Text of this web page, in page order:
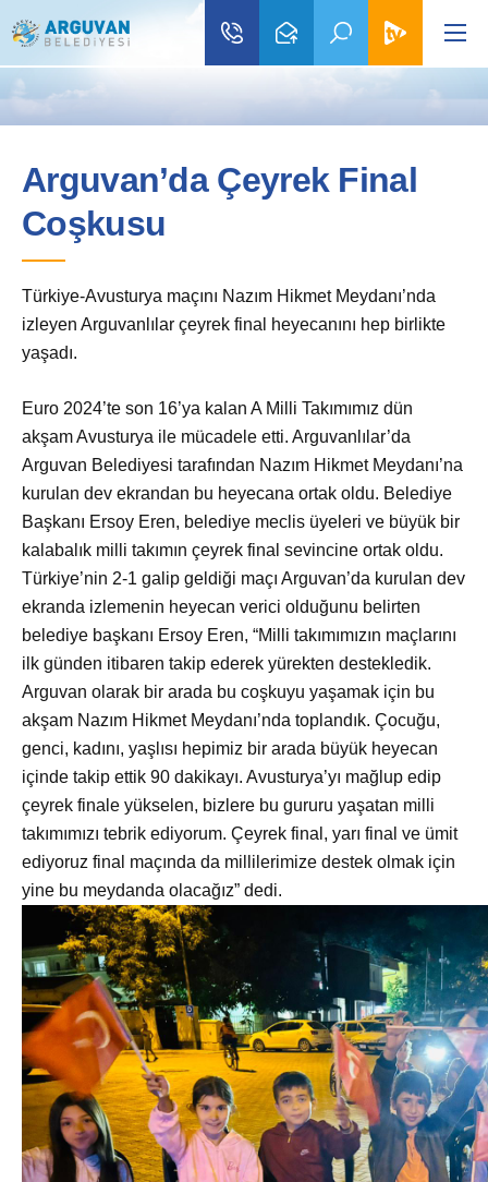
Arguvan’da Çeyrek Final
Coşkusu
Türkiye-Avusturya maçını Nazım Hikmet Meydanı’nda
izleyen Arguvanlılar çeyrek final heyecanını hep birlikte
yaşadı.
Euro 2024’te son 16’ya kalan A Milli Takımımız dün
akşam Avusturya ile mücadele etti. Arguvanlılar’da
Arguvan Belediyesi tarafından Nazım Hikmet Meydanı’na
kurulan dev ekrandan bu heyecana ortak oldu. Belediye
Başkanı Ersoy Eren, belediye meclis üyeleri ve büyük bir
kalabalık milli takımın çeyrek final sevincine ortak oldu.
Türkiye’nin 2-1 galip geldiği maçı Arguvan’da kurulan dev
ekranda izlemenin heyecan verici olduğunu belirten
belediye başkanı Ersoy Eren, “Milli takımımızın maçlarını
ilk günden itibaren takip ederek yürekten destekledik.
Arguvan olarak bir arada bu coşkuyu yaşamak için bu
akşam Nazım Hikmet Meydanı’nda toplandık. Çocuğu,
genci, kadını, yaşlısı hepimiz bir arada büyük heyecan
içinde takip ettik 90 dakikayı. Avusturya’yı mağlup edip
çeyrek finale yükselen, bizlere bu gururu yaşatan milli
takımımızı tebrik ediyorum. Çeyrek final, yarı final ve ümit
ediyoruz final maçında da millilerimize destek olmak için
yine bu meydanda olacağız” dedi.